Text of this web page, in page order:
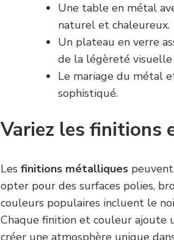
Une table en métal
naturel et chaleureux.
Un plateau en verre
de la légèreté
Le mariage du métal
sophistiqué.
Variez les finitions
Lesfinitions métalliques
opter pour des surfaces polies,
couleurs populaires incluent le
Chaque finition et couleur ajoute